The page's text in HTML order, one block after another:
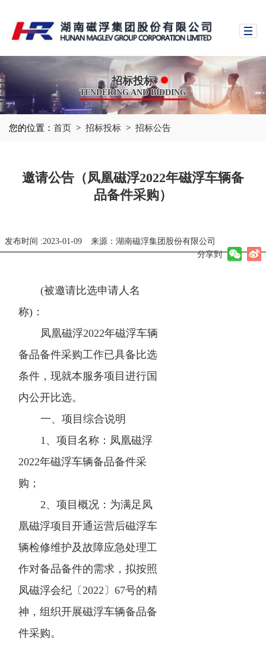
招标投标
TENDERING AND BIDDING
您的位置：首页 >招标投标 >招标公告
邀请公告（凤凰磁浮2022年磁浮车辆备
品备件采购）
发布时间 :2023-01-09
来源：湖南磁浮集团股份有限公司
分享到
(被邀请比选申请人名
称)：
凤凰磁浮2022年磁浮车辆
备品备件采购工作已具备比选
条件，现就本服务项目进行国
内公开比选。
一、项目综合说明
1、项目名称：凤凰磁浮
2022年磁浮车辆备品备件采
购；
2、项目概况：为满足凤
凰磁浮项目开通运营后磁浮车
辆检修维护及故障应急处理工
作对备品备件的需求，拟按照
凤磁浮会纪〔2022〕67号的精
神，组织开展磁浮车辆备品备
件采购。